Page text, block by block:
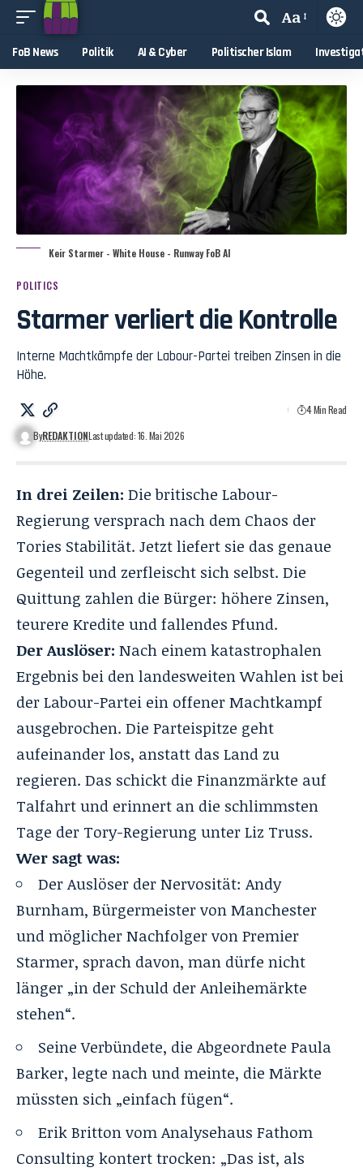
Aa
FoB News Politik AI & Cyber Politischer Islam
Keir Starmer - White House - Runway FoB AI
POLITICS
Starmer verliert die Kontrolle
Interne Machtkämpfe der Labour-Partei treiben Zinsen in die
Höhe.
ByREDAKTIONLast updated: 16. Mai 2026
4 Min Read
In drei Zeilen: Die britische Labour-
Regierung versprach nach dem Chaos der
Tories Stabilität. Jetzt liefert sie das genaue
Gegenteil und zerfleischt sich selbst. Die
Quittung zahlen die Bürger: höhere Zinsen,
teurere Kredite und fallendes Pfund.
Der Auslöser: Nach einemkatastrophalen
Ergebnisbei den landesweiten Wahlen ist bei
der Labour-Partei ein offener Machtkampf
ausgebrochen. Die Parteispitze geht
aufeinander los, anstatt das Land zu
regieren. Das schickt die Finanzmärkte auf
Talfahrt und erinnert an die schlimmsten
Tage der Tory-Regierung unter Liz Truss.
Wer sagt was:
Der Auslöser der Nervosität: Andy
Burnham, Bürgermeister von Manchester
und möglicher Nachfolger von Premier
Starmer, sprach davon, man dürfe nicht
länger „in der Schuld der Anleihemärkte
stehen“.
Seine Verbündete, die Abgeordnete Paula
Barker, legte nach und meinte, die Märkte
müssten sich „einfach fügen“.
Erik Britton vom Analysehaus Fathom
Consulting kontert trocken: „Das ist, als